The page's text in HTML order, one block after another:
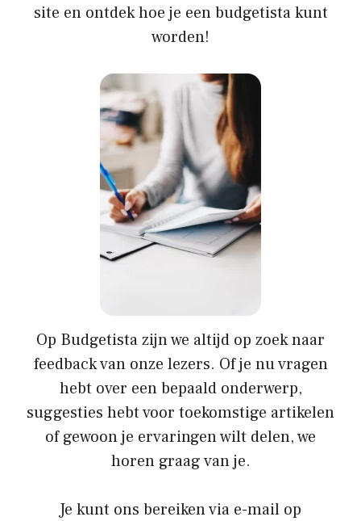
site en ontdek hoe je een budgetista kunt
worden!
Op Budgetistazijn we altijd op zoek naar
feedback van onze lezers. Of je nu vragen
hebt over een bepaald onderwerp,
suggesties hebt voor toekomstige artikelen
of gewoon je ervaringen wilt delen, we
horen graag van je.
Je kunt ons bereiken via e-mail op